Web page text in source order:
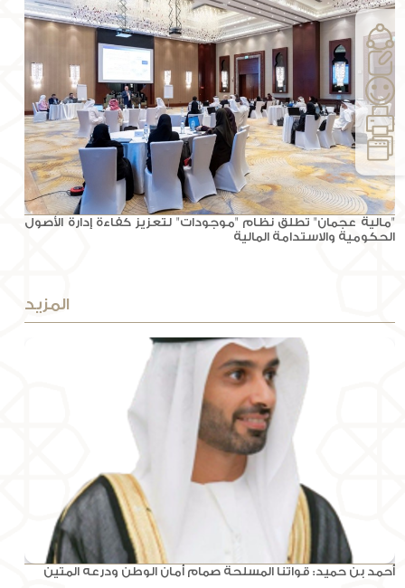
"مالية عجمان" تطلق نظام "موجودات" لتعزيز كفاءة إدارة الأصول
الحكومية والاستدامة المالية
المزيد
أحمد بن حميد: قواتنا المسلحة صمام أمان الوطن ودرعه المتين